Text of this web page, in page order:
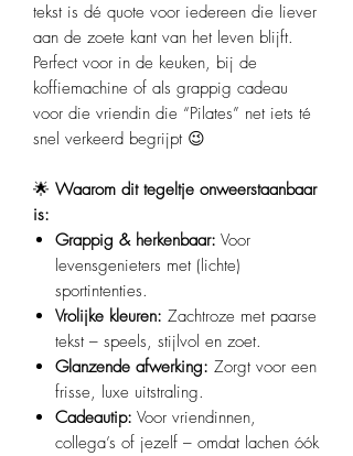
tekst is dé quote voor iedereen die liever
aan de zoete kant van het leven blijft.
Perfect voor in de keuken, bij de
koffiemachine of als grappig cadeau
voor die vriendin die “Pilates” net iets té
snel verkeerd begrijpt 😉
🌟 Waarom dit tegeltje onweerstaanbaar
is:
Grappig & herkenbaar: Voor
levensgenieters met (lichte)
sportintenties.
Vrolijke kleuren: Zachtroze met paarse
tekst – speels, stijlvol en zoet.
Glanzende afwerking: Zorgt voor een
frisse, luxe uitstraling.
Cadeautip: Voor vriendinnen,
collega’s of jezelf – omdat lachen óók